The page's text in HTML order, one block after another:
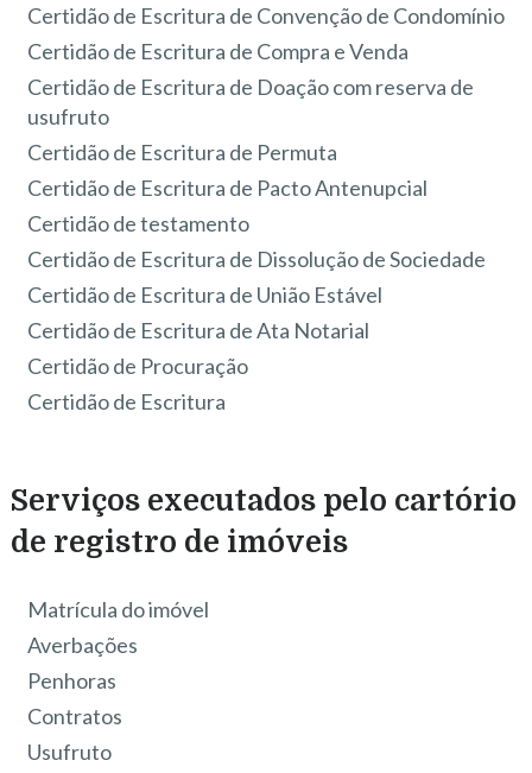
Certidão de Escritura de Convenção de Condomínio
Certidão de Escritura de Compra e Venda
Certidão de Escritura de Doação com reserva de
usufruto
Certidão de Escritura de Permuta
Certidão de Escritura de Pacto Antenupcial
Certidão de testamento
Certidão de Escritura de Dissolução de Sociedade
Certidão de Escritura de União Estável
Certidão de Escritura de Ata Notarial
Certidão de Procuração
Certidão de Escritura
Serviços executados pelo cartório
de registro de imóveis
Matrícula do imóvel
Averbações
Penhoras
Contratos
Usufruto